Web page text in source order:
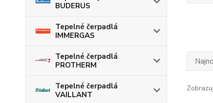
BUDERUS
Tepelné čerpadlá
IMMERGAS
Tepelné čerpadlá
PROTHERM
Tepelné čerpadlá
VAILLANT